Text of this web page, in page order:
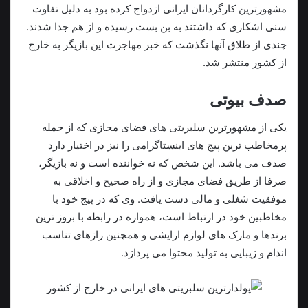
مشهورترین کارگردانان ایرانی ازدواج کرده بود به دلیل تفاوت
سنی اشکاری که داشتند به بن بست رسیده و از هم جدا شدند.
چندی از طلاق آنها نگذشت که خبر مهاجرت این بازیگر به خارج
از کشور منتشر شد.
صدف بیوتی
یکی از مشهورترین سلبریتی های فضای مجازی که از جمله
پرمخاطب ترین پیج های اینستاگرامی را نیز در اختیار دارد
صدف می باشد. این شخص که نه خواننده است و نه بازیگر،
صرفا از طریق فضای مجازی و از راه صحیح و اخلاقی به
موفقیت شغلی و مالی دست یافت. وی که در پیج خود با
مخاطبین خود در ارتباط است، همواره در رابطه با بروز ترین
برندها و مارک های لوازم ارایشی و همچنین رازهای تناسب
اندام و زیبایی به تولید محتوا می پردازد.